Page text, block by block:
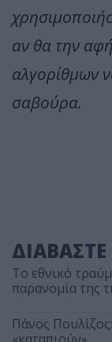
αν θα την
αλγορίθμων
σαβούρα.
ΔΙΑΒΑΣΤΕ
Το εθνικό
παρανομία της
Πάνος
«καταπιούν»